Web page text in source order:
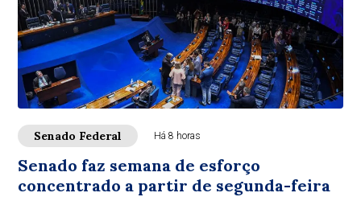
Senado Federal Há 8 horas
Senado faz semana de esforço
concentrado a partir de segunda-feira